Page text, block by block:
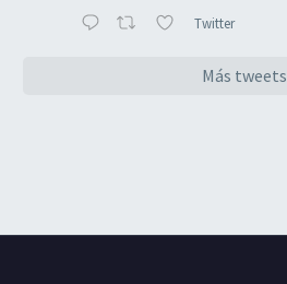
Twitter
Más tweets